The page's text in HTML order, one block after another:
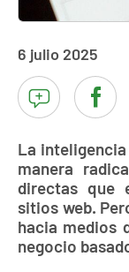
6 julio 2025
La
manera
directas que
sitios web.
hacia medios
negocio